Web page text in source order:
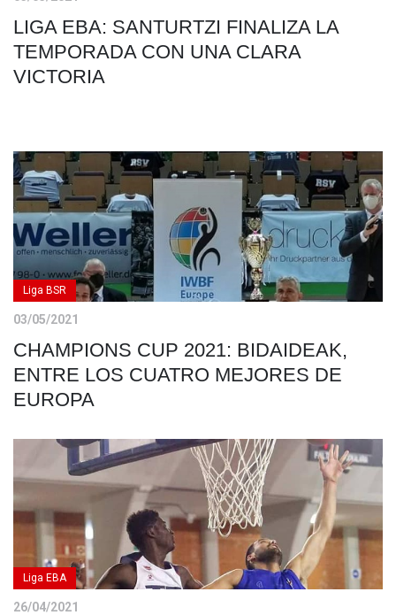
LIGA EBA: SANTURTZI FINALIZA LA
TEMPORADA CON UNA CLARA
VICTORIA
Liga BSR
03/05/2021
CHAMPIONS CUP 2021: BIDAIDEAK,
ENTRE LOS CUATRO MEJORES DE
EUROPA
Liga EBA
26/04/2021